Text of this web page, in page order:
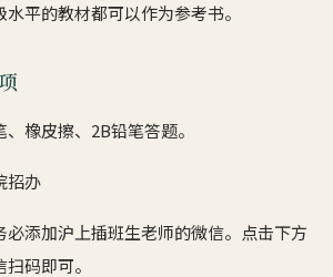
平的教材都可以作为参考书。
橡皮擦、2B铅笔答题。
招办
必添加沪上插班生老师的微信。点击下方
码即可。